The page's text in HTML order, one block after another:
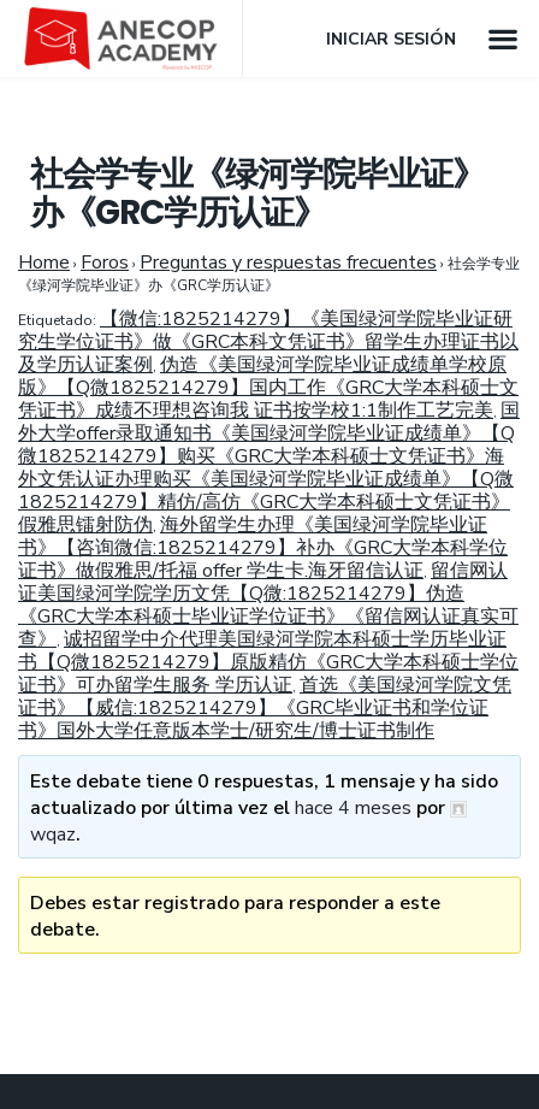
INICIAR SESIÓN
社会学专业《绿河学院毕业证》
办《GRC学历认证》
Home › Foros › Preguntas y respuestas frecuentes › 社会学专业
《绿河学院毕业证》办《GRC学历认证》
Etiquetado:
【微信:1825214279】《美国绿河学院毕业证研
究生学位证书》做《GRC本科文凭证书》留学生办理证书以
及学历认证案例, 伪造《美国绿河学院毕业证成绩单学校原
版》【Q微1825214279】国内工作《GRC大学本科硕士文
凭证书》成绩不理想咨询我 证书按学校1:1制作工艺完美, 国
外大学offer录取通知书《美国绿河学院毕业证成绩单》【Q
微1825214279】购买《GRC大学本科硕士文凭证书》海
外文凭认证办理购买《美国绿河学院毕业证成绩单》【Q微
1825214279】精仿/高仿《GRC大学本科硕士文凭证书》
假雅思镭射防伪, 海外留学生办理《美国绿河学院毕业证
书》【咨询微信:1825214279】补办《GRC大学本科学位
证书》做假雅思/托福 offer 学生卡.海牙留信认证, 留信网认
证美国绿河学院学历文凭【Q微:1825214279】伪造
《GRC大学本科硕士毕业证学位证书》《留信网认证真实可
查》
, 诚招留学中介代理美国绿河学院本科硕士学历毕业证
书【Q微1825214279】原版精仿《GRC大学本科硕士学位
证书》可办留学生服务 学历认证, 首选《美国绿河学院文凭
证书》【威信:1825214279】《GRC毕业证书和学位证
书》国外大学任意版本学士/研究生/博士证书制作
Este debate tiene 0 respuestas, 1 mensaje y ha sido
actualizado por última vez elhace 4 meses por
wqaz.
Debes estar registrado para responder a este
debate.